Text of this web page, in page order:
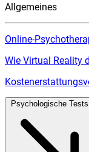
Allgemeines
Online-
Wie Virtual Reality